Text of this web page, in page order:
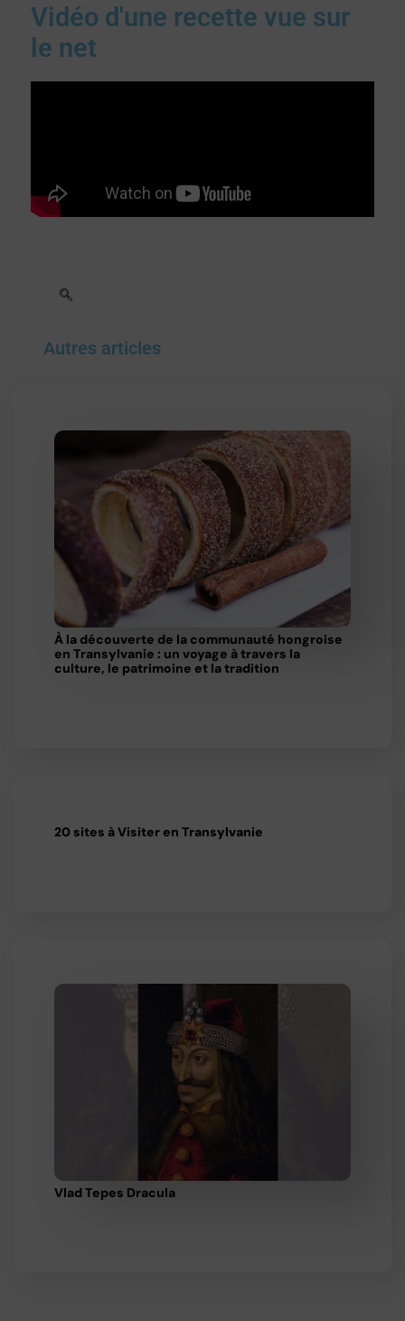
Vidéo d'une recette vue sur
le net
Autres articles
À la découverte de la communauté hongroise
en Transylvanie : un voyage à travers la
culture, le patrimoine et la tradition
20 sites à Visiter en Transylvanie
Vlad Tepes Dracula